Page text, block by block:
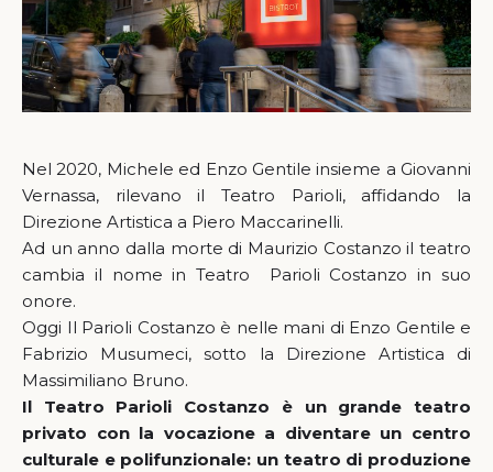
Nel 2020, Michele ed Enzo Gentile insieme a Giovanni
Vernassa, rilevano il Teatro Parioli, affidando la
Direzione Artistica a Piero Maccarinelli.
Ad un anno dalla morte di Maurizio Costanzo il teatro
cambia il nome in Teatro Parioli Costanzo in suo
onore.
Oggi Il Parioli Costanzo è nelle mani di Enzo Gentile e
Fabrizio Musumeci, sotto la Direzione Artistica di
Massimiliano Bruno.
Il Teatro Parioli Costanzo è un grande teatro
privato con la vocazione a diventare un centro
culturale e polifunzionale: un teatro di produzione